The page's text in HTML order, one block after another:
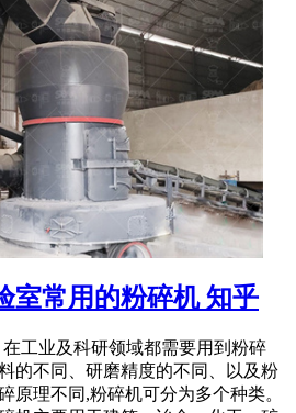
室常用的粉碎机 知乎
在工业及科研领域都需要用到粉碎
的不同、研磨精度的不同、以及粉
原理不同,粉碎机可分为多个种类。